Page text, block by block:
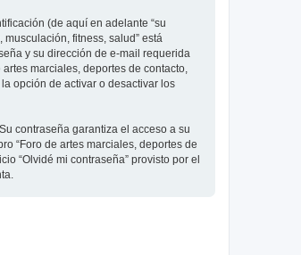
(de aquí en adelante “su
fitness, salud” está
y su dirección de e-mail requerida
marciales, deportes de contacto,
opción de activar o desactivar los
contraseña garantiza el acceso a su
“Foro de artes marciales, deportes de
“Olvidé mi contraseña” provisto por el